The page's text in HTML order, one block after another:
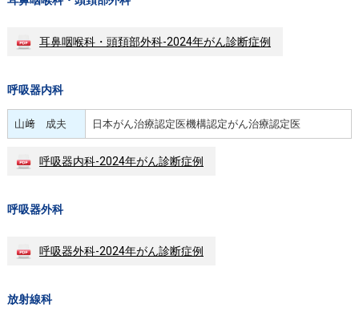
耳鼻咽喉科・頭頚部外科-2024年がん診断症例
呼吸器内科
山﨑 成夫 日本がん治療認定医機構認定がん治療認定医
呼吸器内科-2024年がん診断症例
呼吸器外科
呼吸器外科-2024年がん診断症例
放射線科